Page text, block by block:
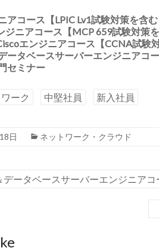
アコース【LPIC Lv1試験対策を含む
ニアコース【MCP 659試験対策を
エンジニアコース【CCNA試験対
ータベースサーバーエンジニアコ
セミナー
ーク 中堅社員 新入社員
日 ネットワーク・クラウド
ータベースサーバーエンジニアコ